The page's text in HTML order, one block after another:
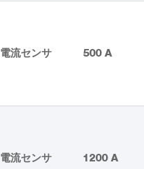
電流センサ 500 A
電流センサ 1200 A